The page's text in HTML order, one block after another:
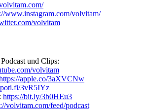
www.instagram.com/volvitam/
volvitam
und Clips:
volvitam
apple.co/3aXVCNw
3vR5IYz
https://bit.ly/3b0HEu3
volvitam.com/feed/podcast